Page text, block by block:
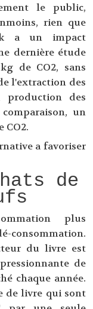
le public,
rien que
a un impact
dernière étude
de CO2, sans
l'extraction des
production des
un
CO2.
a favoriser
de
plus
consommation.
du livre est
de
chaque année.
de livre qui sont